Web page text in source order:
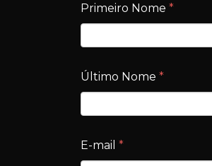
Primeiro Nome *
Último Nome *
E-mail *